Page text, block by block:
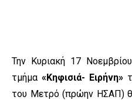
Την Κυριακή 17
τμήμα «Κηφισιά- Ειρήνη»
του Μετρό (πρώην ΗΣΑΠ)